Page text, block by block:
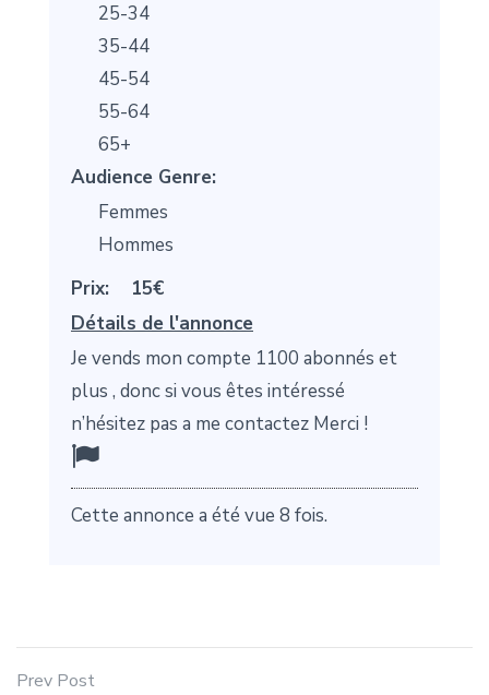
25-34
35-44
45-54
55-64
65+
Audience Genre:
Femmes
Hommes
Prix:
15€
Détails de l'annonce
Je vends mon compte 1100 abonnés et
plus , donc si vous êtes intéressé
n’hésitez pas a me contactez Merci !
Cette annonce a été vue 8 fois.
Prev Post